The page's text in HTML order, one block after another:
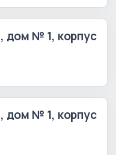
дом № 1, корпус
дом № 1, корпус